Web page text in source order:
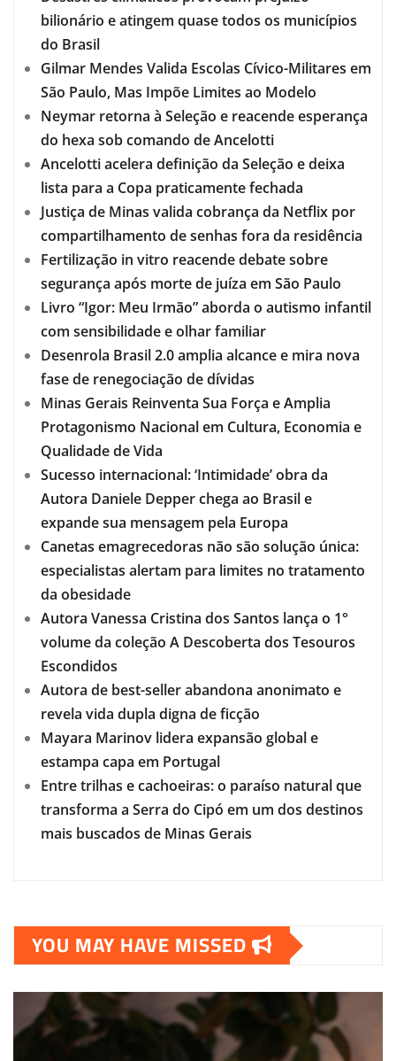
bilionário e atingem quase todos os municípios
do Brasil
Gilmar Mendes Valida Escolas Cívico-Militares em
São Paulo, Mas Impõe Limites ao Modelo
Neymar retorna à Seleção e reacende esperança
do hexa sob comando de Ancelotti
Ancelotti acelera definição da Seleção e deixa
lista para a Copa praticamente fechada
Justiça de Minas valida cobrança da Netflix por
compartilhamento de senhas fora da residência
Fertilização in vitro reacende debate sobre
segurança após morte de juíza em São Paulo
Livro “Igor: Meu Irmão” aborda o autismo infantil
com sensibilidade e olhar familiar
Desenrola Brasil 2.0 amplia alcance e mira nova
fase de renegociação de dívidas
Minas Gerais Reinventa Sua Força e Amplia
Protagonismo Nacional em Cultura, Economia e
Qualidade de Vida
Sucesso internacional: ‘Intimidade’ obra da
Autora Daniele Depper chega ao Brasil e
expande sua mensagem pela Europa
Canetas emagrecedoras não são solução única:
especialistas alertam para limites no tratamento
da obesidade
Autora Vanessa Cristina dos Santos lança o 1°
volume da coleção A Descoberta dos Tesouros
Escondidos
Autora de best-seller abandona anonimato e
revela vida dupla digna de ficção
Mayara Marinov lidera expansão global e
estampa capa em Portugal
Entre trilhas e cachoeiras: o paraíso natural que
transforma a Serra do Cipó em um dos destinos
mais buscados de Minas Gerais
YOU MAY HAVE MISSED